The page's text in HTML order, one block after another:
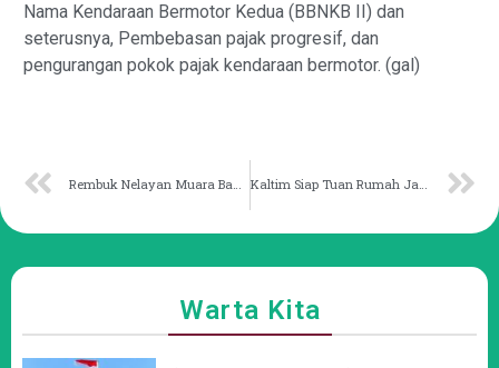
Nama Kendaraan Bermotor Kedua (BBNKB II) dan
seterusnya, Pembebasan pajak progresif, dan
pengurangan pokok pajak kendaraan bermotor. (gal)
Rembuk Nelayan Muara Badak Dirangkai Penyerahan Bantuan Kaltim Siap Tuan Rumah Jambore Inovasi Nusantara
Warta Kita